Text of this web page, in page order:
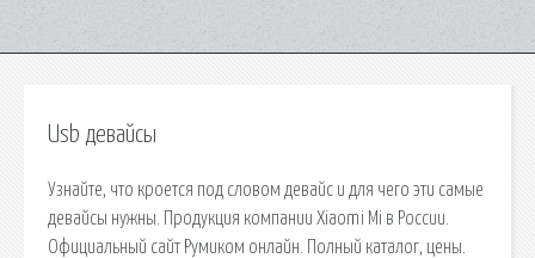
Usb девайсы
Узнайте, что кроется под словом девайс и для чего эти самые
девайсы нужны. Продукция компании Xiaomi Mi в России.
Официальный сайт Румиком онлайн. Полный каталог, цены.